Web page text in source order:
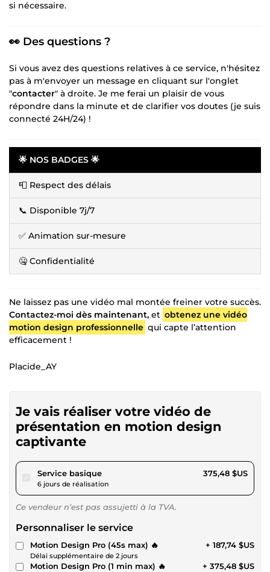
si nécessaire.
👀 Des questions ?
Si vous avez des questions relatives à ce service, n'hésitez
pas à m'envoyer un message en cliquant sur l'onglet
"contacter" à droite. Je me ferai un plaisir de vous
répondre dans la minute et de clarifier vos doutes (je suis
connecté 24H/24) !
🌟 NOS BADGES 🌟
📮 Respect des délais
📞 Disponible 7j/7
✅ Animation sur-mesure
🤐 Confidentialité
Ne laissez pas une vidéo mal montée freiner votre succès.
Contactez-moi dès maintenant, et obtenez une vidéo
motion design professionnelle qui capte l’attention
efficacement !
Placide_AY
Je vais réaliser votre vidéo de
présentation en motion design
captivante
Service basiquepour 346,06 $US
6 jours de réalisation
375,48 $US
Ce vendeur n’est pas assujetti à la TVA.
Personnaliser le service
Motion Design Pro (45s max) 🔥
Délai supplémentaire de 2 jours
+ 187,74 $US
Motion Design Pro (1 min max) 🔥 + 375,48 $US